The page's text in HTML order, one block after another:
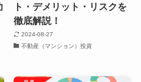
ト・デメリット・リスクを
徹底解説！
2024-08-27
不動産（マンション）投資